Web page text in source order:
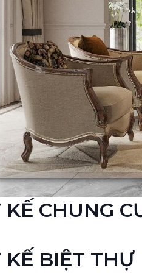
KẾ CHUNG
KẾ BIỆT THỰ